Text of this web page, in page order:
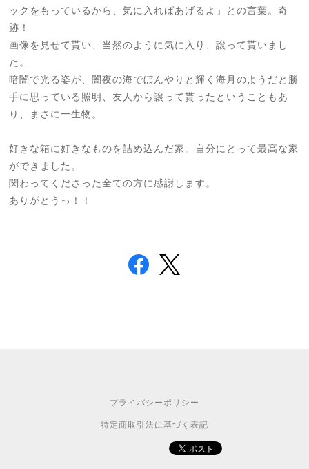
ックをもっているから、気に入ればあげるよ」との言葉。奇
跡！
画像を見せて貰い、当然のように気に入り、譲って貰いまし
た。
暗闇で光る姿が、闇夜の海でぼんやりと輝く海月のようだと勝
手に思っている照明、友人から譲って貰ったということもあ
り、まさに一生物。
好きな箱に好きなものを詰め込んだ家。自分にとって最高な家
ができました。
関わってくださった全ての方に感謝します。
ありがとうっ！！
プライバシーポリシー
特定商取引法に基づく表記